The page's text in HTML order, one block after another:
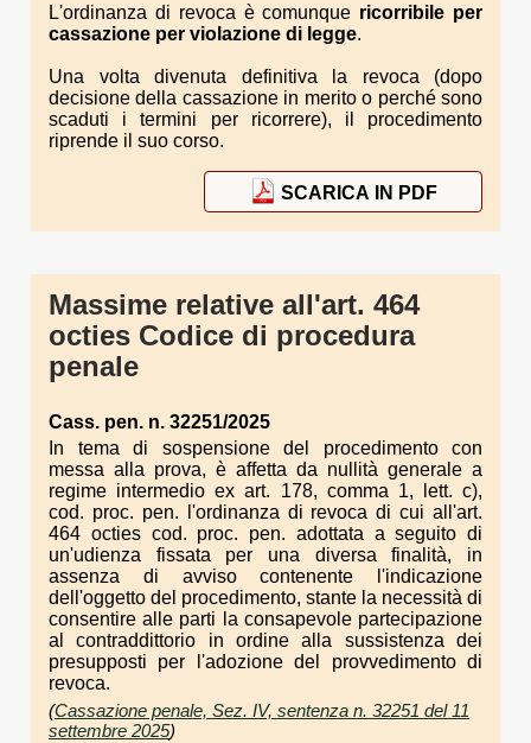
L'ordinanza di revoca è comunque ricorribile per
cassazione per violazione di legge.
Una volta divenuta definitiva la revoca (dopo
decisione della cassazione in merito o perché sono
scaduti i termini per ricorrere), il procedimento
riprende il suo corso.
SCARICA IN PDF
Massime relative all'art. 464
octies Codice di procedura
penale
Cass. pen. n. 32251/2025
In tema di sospensione del procedimento con
messa alla prova, è affetta da nullità generale a
regime intermedio ex art. 178, comma 1, lett. c),
cod. proc. pen. l'ordinanza di revoca di cui all'art.
464 octies cod. proc. pen. adottata a seguito di
un'udienza fissata per una diversa finalità, in
assenza di avviso contenente l'indicazione
dell'oggetto del procedimento, stante la necessità di
consentire alle parti la consapevole partecipazione
al contraddittorio in ordine alla sussistenza dei
presupposti per l'adozione del provvedimento di
revoca.
(Cassazione penale, Sez. IV, sentenza n. 32251 del 11
settembre 2025)